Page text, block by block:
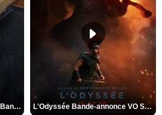
Spider-Man: Brand New Day Bande-annonce VO STFR L'Odyssée Bande-annonce VO STFR